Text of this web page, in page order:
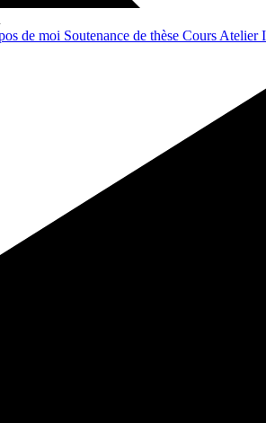
de moi Soutenance de thèse Cours Atelier